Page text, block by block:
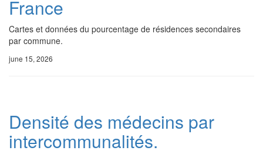
France
Cartes et données du pourcentage de résidences secondaires
par commune.
june 15, 2026
Densité des médecins par
intercommunalités.